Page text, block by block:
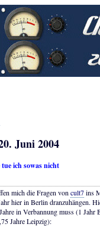
Juni 2004
ich sowas nicht
mich die Fragen von cult7ins
hier in Berlin dranzuhängen.
in Verbannung muss (1
Jahre Leipzig):